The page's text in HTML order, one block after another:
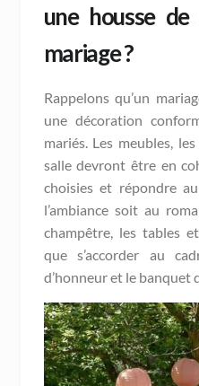
une housse
mariage ?
Rappelons qu’un
une décoration
mariés. Les meubles,
salle devront être en
choisies et répondre
l’ambiance soit au
champêtre, les tables
que s’accorder au
d’honneur et le banquet